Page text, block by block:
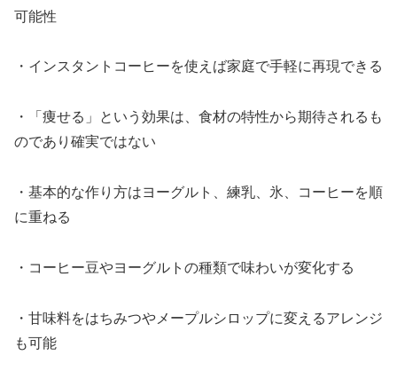
可能性
・インスタントコーヒーを使えば家庭で手軽に再現できる
・「痩せる」という効果は、食材の特性から期待されるも
のであり確実ではない
・基本的な作り方はヨーグルト、練乳、氷、コーヒーを順
に重ねる
・コーヒー豆やヨーグルトの種類で味わいが変化する
・甘味料をはちみつやメープルシロップに変えるアレンジ
も可能